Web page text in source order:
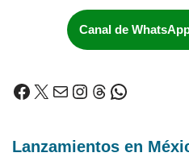
Canal de
Lanzamientos en